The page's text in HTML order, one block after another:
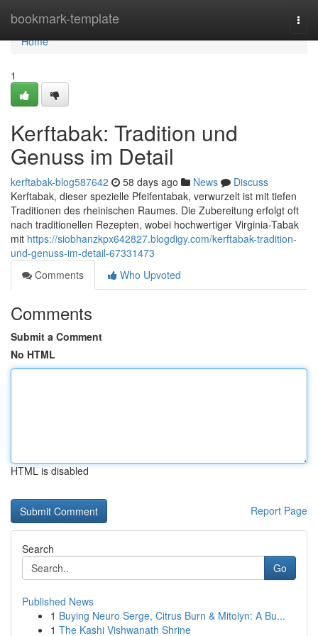
bookmark-template
Home
Home
1
Kerftabak: Tradition und
Genuss im Detail
kerftabak-blog587642 58 days ago News
Discuss
Kerftabak, dieser spezielle Pfeifentabak, verwurzelt ist mit tiefen
Traditionen des rheinischen Raumes. Die Zubereitung erfolgt oft
nach traditionellen Rezepten, wobei hochwertiger Virginia-Tabak
mit https://siobhanzkpx642827.blogdigy.com/kerftabak-tradition-
und-genuss-im-detail-67331473
Comments
Who Upvoted
Comments
Submit a Comment
No HTML
HTML is disabled
Report Page
Search
Go
Published News
1 Buying Neuro Serge, Citrus Burn & Mitolyn: A Bu...
1 The Kashi Vishwanath Shrine